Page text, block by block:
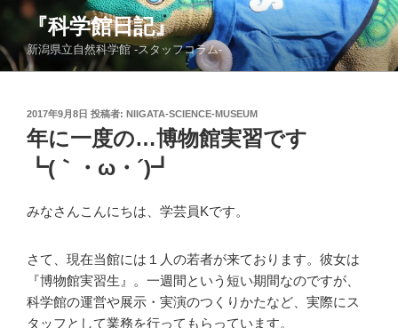
コ
テ
ン
『科学館日記』
新潟県立自然科学館 -スタッフコラム-
投
稿
日:
2017年9月8日 投稿者: NIIGATA-SCIENCE-MUSEUM
年に一度の…博物館実習です
┗(｀・ω・´)┛
みなさんこんにちは、学芸員Kです。
さて、現在当館には１人の若者が来ております。彼女は
『博物館実習生』。一週間という短い期間なのですが、
科学館の運営や展示・実演のつくりかたなど、実際にス
タッフとして業務を行ってもらっています。